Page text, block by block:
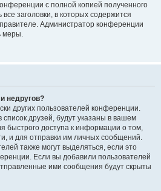
с полной копией полученного
заголовки, в которых содержится
Администратор конференции
меры.
недругов?
других пользователей конференции.
друзей, будут указаны в вашем
быстрого доступа к информации о том,
и для отправки им личных сообщений.
также могут выделяться, если это
Если вы добавили пользователей
ими сообщения будут скрыты